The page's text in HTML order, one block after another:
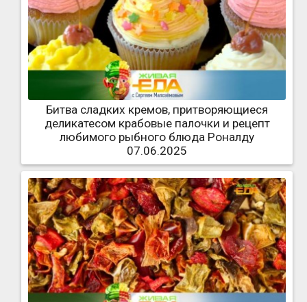
Битва сладких кремов, притворяющиеся
деликатесом крабовые палочки и рецепт
любимого рыбного блюда Роналду
07.06.2025